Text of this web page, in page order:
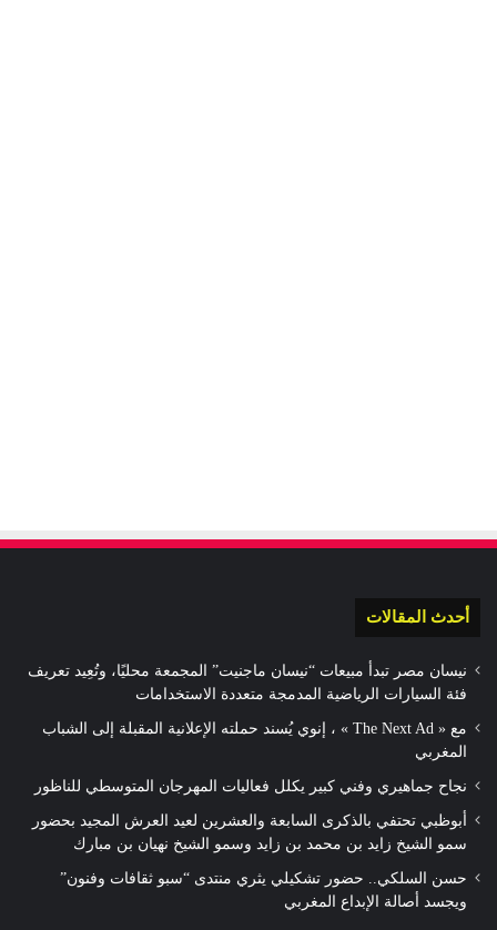
أحدث المقالات
نيسان مصر تبدأ مبيعات “نيسان ماجنيت” المجمعة محليًا، وتُعِيد تعريف
فئة السيارات الرياضية المدمجة متعددة الاستخدامات
مع « The Next Ad » ، إنوي يُسند حملته الإعلانية المقبلة إلى الشباب
المغربي
نجاح جماهيري وفني كبير يكلل فعاليات المهرجان المتوسطي للناظور
أبوظبي تحتفي بالذكرى السابعة والعشرين لعيد العرش المجيد بحضور
سمو الشيخ زايد بن محمد بن زايد وسمو الشيخ نهيان بن مبارك
حسن السلكي.. حضور تشكيلي يثري منتدى “سبو ثقافات وفنون”
ويجسد أصالة الإبداع المغربي